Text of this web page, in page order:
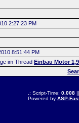
2:27:23 PM
8:51:44 PM
im Thread Einbau Motor
.: Script-Time: 0.008||
Powered by ASP-